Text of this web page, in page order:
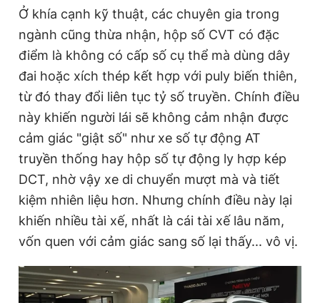
Ở khía cạnh kỹ thuật, các chuyên gia trong
ngành cũng thừa nhận, hộp số CVT có đặc
điểm là không có cấp số cụ thể mà dùng dây
đai hoặc xích thép kết hợp với puly biến thiên,
từ đó thay đổi liên tục tỷ số truyền. Chính điều
này khiến người lái sẽ không cảm nhận được
cảm giác "giật số" như xe số tự động AT
truyền thống hay hộp số tự động ly hợp kép
DCT, nhờ vậy xe di chuyển mượt mà và tiết
kiệm nhiên liệu hơn. Nhưng chính điều này lại
khiến nhiều tài xế, nhất là cái tài xế lâu năm,
vốn quen với cảm giác sang số lại thấy... vô vị.